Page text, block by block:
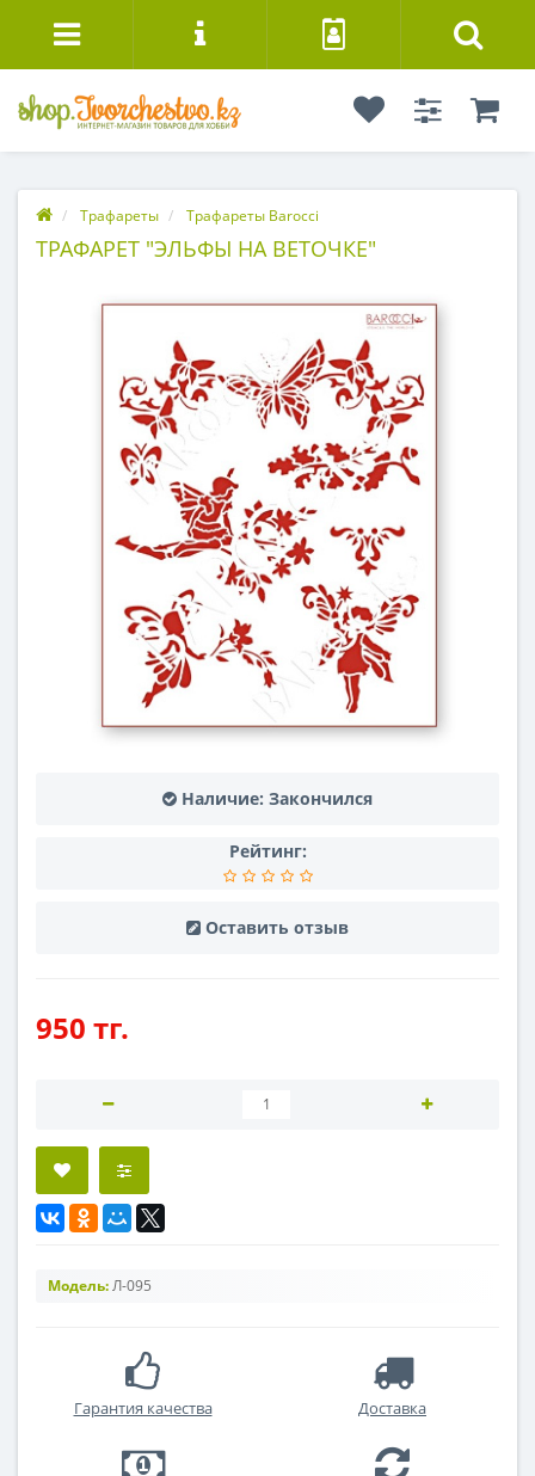
Трафареты Трафареты Barocci
ТРАФАРЕТ "ЭЛЬФЫ НА ВЕТОЧКЕ"
Наличие: Закончился
Рейтинг:
Оставить отзыв
950 тг.
Модель:Л-095
Гарантия качества Доставка